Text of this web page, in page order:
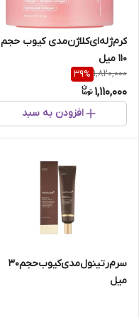
کرم‌ژله‌ای‌کلاژن‌مدی کیوب حجم
110 میل
1,820,000
39%
1,110,000
افزودن به سبد
سرم‌رتینول‌مدی‌کیوب‌حجم30
میل